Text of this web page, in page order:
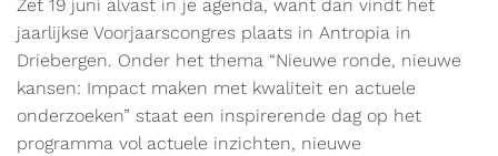
Zet 19 juni alvast in je agenda, want dan vindt het
jaarlijkse Voorjaarscongres plaats in Antropia in
Driebergen. Onder het thema “Nieuwe ronde, nieuwe
kansen: Impact maken met kwaliteit en actuele
onderzoeken” staat een inspirerende dag op het
programma vol actuele inzichten, nieuwe